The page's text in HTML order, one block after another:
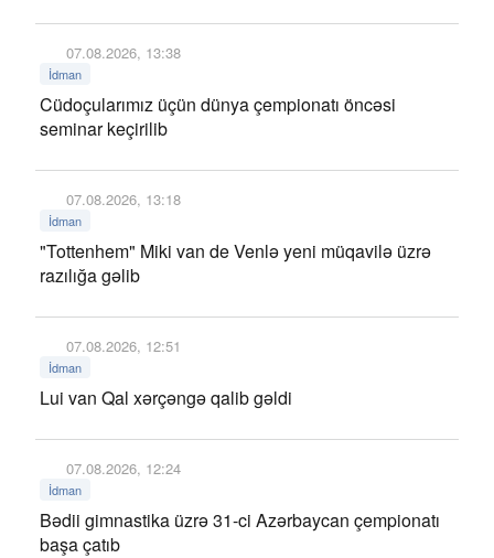
07.08.2026, 13:38
İdman
Cüdoçularımız üçün dünya çempionatı öncəsi
seminar keçirilib
07.08.2026, 13:18
İdman
"Tottenhem" Miki van de Venlə yeni müqavilə üzrə
razılığa gəlib
07.08.2026, 12:51
İdman
Lui van Qal xərçəngə qalib gəldi
07.08.2026, 12:24
İdman
Bədii gimnastika üzrə 31-ci Azərbaycan çempionatı
başa çatıb